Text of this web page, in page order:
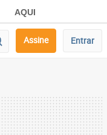
AQUI
Assine Entrar